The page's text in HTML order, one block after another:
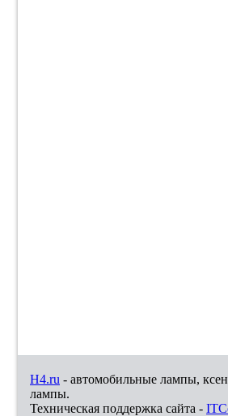
H4.ru - автомобильные лампы,
лампы.
Техническая поддержка сайта -